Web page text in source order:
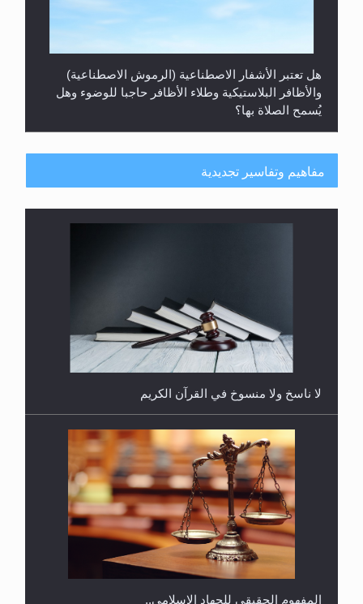
هل تعتبر الأشفار الاصطناعية (الرموش الاصطناعية)
والأظافر البلاستيكية وطلاء الأظافر حاجبا للوضوء وهل
يُسمح الصلاة بها؟
هل يُحسب حول الزكاة وفق السنة الميلادية أو الهجرية؟
هل يجوز فتح مشروع كوافير نسائي للمحجبات وغير
المحجبات؟
مفاهيم وتفاسير تجديدية
لا ناسخ ولا منسوخ في القرآن الكريم
المفهوم الحقيقي للجهاد الإسلامي..